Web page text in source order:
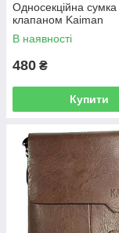
Односекційна сумка
клапаном Kaiman
В наявності
480 ₴
Купити